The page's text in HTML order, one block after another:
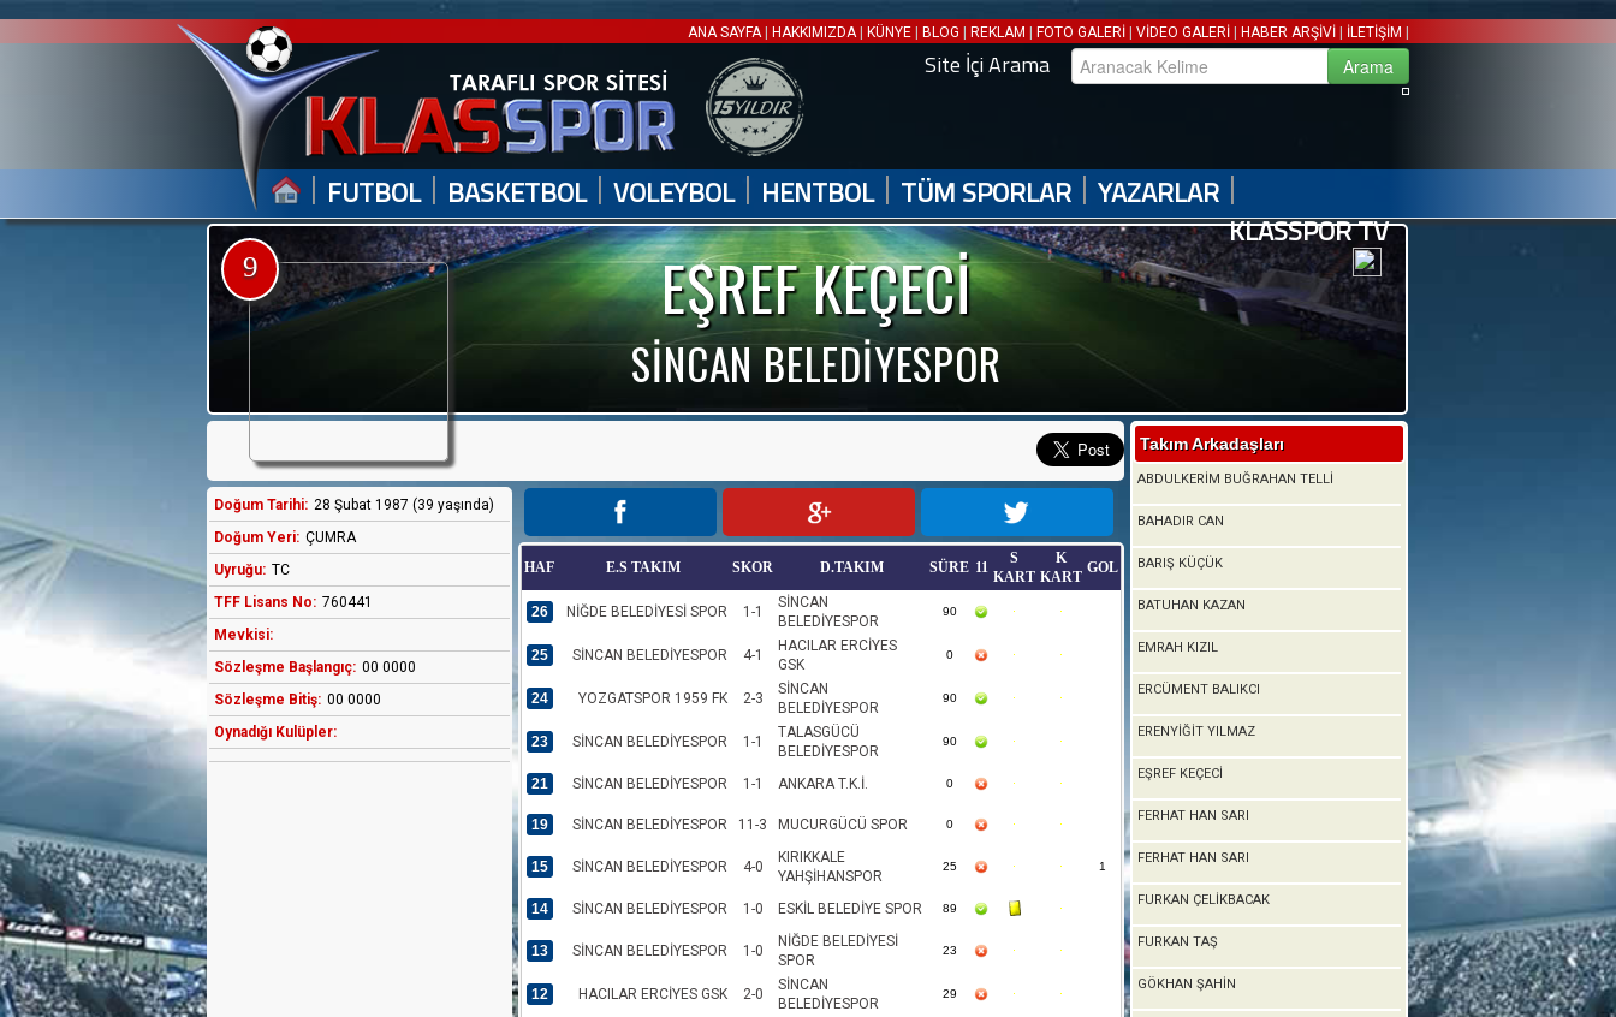
ANA SAYFA| HAKKIMIZDA| KÜNYE | BLOG | REKLAM | FOTO GALERİ | VİDEO GALERİ | HABER ARŞİVİ | İLETİŞİM |
Site İçi Arama
| FUTBOL | BASKETBOL | VOLEYBOL | HENTBOL | TÜM SPORLAR | YAZARLAR |
KLASSPOR TV
EŞREF KEÇECİ
SİNCAN BELEDİYESPOR
9
Doğum Tarihi: 28 Şubat 1987 (39 yaşında)
Doğum Yeri: ÇUMRA
Uyruğu: TC
TFF Lisans No: 760441
Mevkisi:
Sözleşme Başlangıç: 00 0000
Sözleşme Bitiş: 00 0000
Oynadığı Kulüpler:
HAF E.S TAKIM SKOR D.TAKIM SÜRE 11
S
KART
K
KART
GOL
26 NİĞDE BELEDİYESİ SPOR 1-1
SİNCAN
BELEDİYESPOR
90
25 SİNCAN BELEDİYESPOR 4-1
HACILAR ERCİYES
GSK
0
24 YOZGATSPOR 1959 FK 2-3
SİNCAN
BELEDİYESPOR
90
23 SİNCAN BELEDİYESPOR 1-1
TALASGÜCÜ
BELEDİYESPOR
90
21 SİNCAN BELEDİYESPOR 1-1 ANKARA T.K.İ. 0
19 SİNCAN BELEDİYESPOR 11-3 MUCURGÜCÜ SPOR 0
15 SİNCAN BELEDİYESPOR 4-0
KIRIKKALE
YAHŞİHANSPOR
25 1
14 SİNCAN BELEDİYESPOR 1-0 ESKİL BELEDİYE SPOR 89
13 SİNCAN BELEDİYESPOR 1-0
NİĞDE BELEDİYESİ
SPOR
23
12 HACILAR ERCİYES GSK 2-0
SİNCAN
BELEDİYESPOR
29
Takım Arkadaşları
ABDULKERİM BUĞRAHAN TELLİ
BAHADIR CAN
BARIŞ KÜÇÜK
BATUHAN KAZAN
EMRAH KIZIL
ERCÜMENT BALIKCI
ERENYİĞİT YILMAZ
EŞREF KEÇECİ
FERHAT HAN SARI
FERHAT HAN SARI
FURKAN ÇELİKBACAK
FURKAN TAŞ
GÖKHAN ŞAHİN